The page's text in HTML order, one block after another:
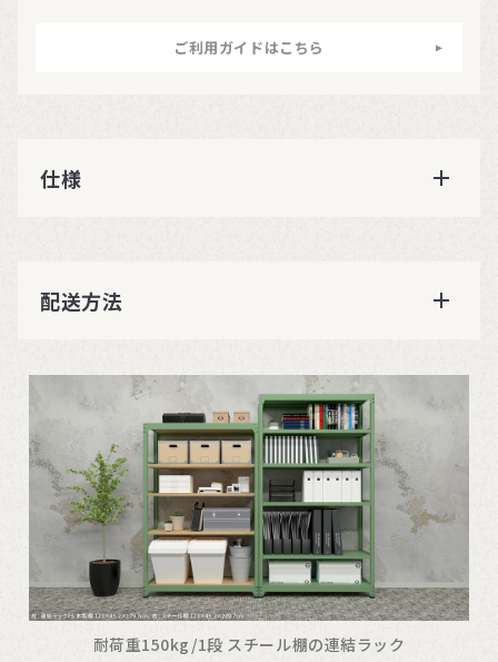
ご利用ガイドはこちら
仕様
配送方法
耐荷重150kg/1段 スチール棚の連結ラック